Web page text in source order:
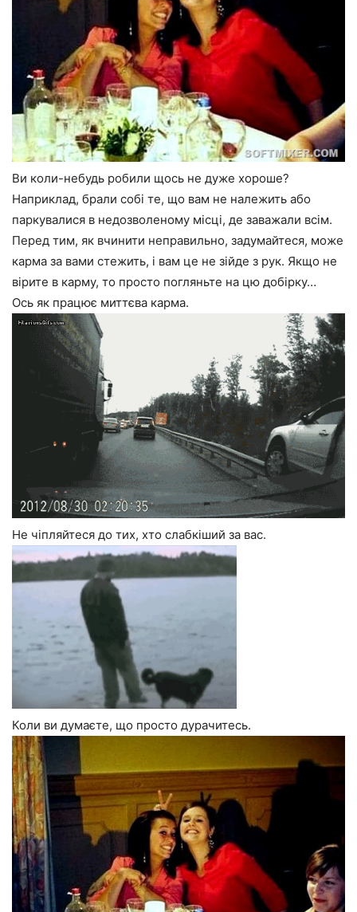
Ви коли-небудь робили щось не дуже хороше?
Наприклад, брали собі те, що вам не належить або
паркувалися в недозволеному місці, де заважали всім.
Перед тим, як вчинити неправильно, задумайтеся, може
карма за вами стежить, і вам це не зійде з рук. Якщо не
вірите в карму, то просто погляньте на цю добірку…
Ось як працює миттєва карма.
Не чіпляйтеся до тих, хто слабкіший за вас.
Коли ви думаєте, що просто дурачитесь.